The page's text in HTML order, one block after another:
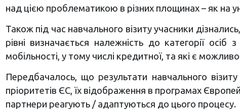
над цією проблематикою в різних площинах – як на
Також під час навчального візиту учасники
рівні визначається належність до категорії
мобільності, у тому числі кредитної, та які є
Передбачалось, що результати навчального
пріоритетів ЄС, їх відображення в програмах
партнери реагують / адаптуються до цього процесу.